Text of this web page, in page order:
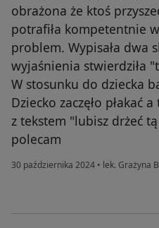
obrażona że ktoś
potrafiła kompetentnie
problem. Wypisała dwa
wyjaśnienia stwierdziła
W stosunku do dziecka
Dziecko zaczęło płakać
z tekstem "lubisz drżeć
polecam
30 października 2024 • lek. Grażyna